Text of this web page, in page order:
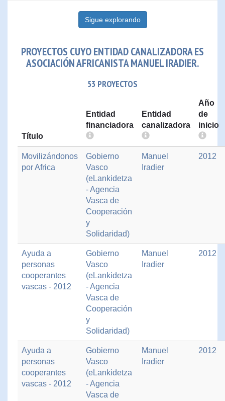
Sigue explorando
PROYECTOS CUYO ENTIDAD CANALIZADORA ES
ASOCIACIÓN AFRICANISTA MANUEL IRADIER.
53 PROYECTOS
Título
Entidad
financiadora
Entidad
canalizadora
Año
de
inicio
Movilizándonos
por Africa
Gobierno
Vasco
(eLankidetza
- Agencia
Vasca de
Cooperación
y
Solidaridad)
Manuel
Iradier
2012
Ayuda a
personas
cooperantes
vascas - 2012
Gobierno
Vasco
(eLankidetza
- Agencia
Vasca de
Cooperación
y
Solidaridad)
Manuel
Iradier
2012
Ayuda a
personas
cooperantes
vascas - 2012
Gobierno
Vasco
(eLankidetza
- Agencia
Vasca de
Manuel
Iradier
2012